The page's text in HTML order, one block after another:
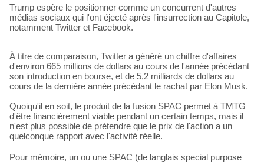
Trump espère le positionner comme un concurrent d'autres
médias sociaux qui l'ont éjecté après l'insurrection au Capitole,
notamment Twitter et Facebook.
À titre de comparaison, Twitter a généré un chiffre d'affaires
d'environ 665 millions de dollars au cours de l'année précédant
son introduction en bourse, et de 5,2 milliards de dollars au
cours de la dernière année précédant le rachat par Elon Musk.
Quoiqu'il en soit, le produit de la fusion SPAC permet à TMTG
d'être financièrement viable pendant un certain temps, mais il
n'est plus possible de prétendre que le prix de l'action a un
quelconque rapport avec l'activité réelle.
Pour mémoire, un ou une SPAC (de langlais special purpose